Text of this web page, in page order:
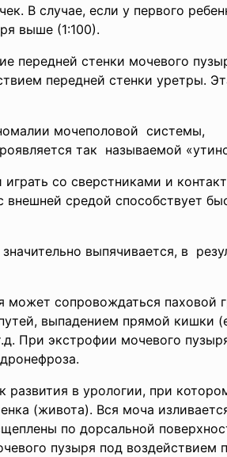
В случае, если у первого
выше (1:100).
передней стенки мочевого
передней стенки уретры.
мочеполовой системы,
так называемой
со сверстниками и
внешней средой способствует
выпячивается, в
может сопровождаться паховой
выпадением прямой кишки
При экстрофии мочевого
в урологии, при
(живота). Вся моча
по дорсальной
пузыря под воздействием